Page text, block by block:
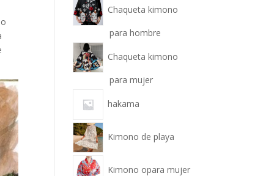
Chaqueta kimono
para hombre
Chaqueta kimono
para mujer
hakama
Kimono de playa
Kimono opara mujer